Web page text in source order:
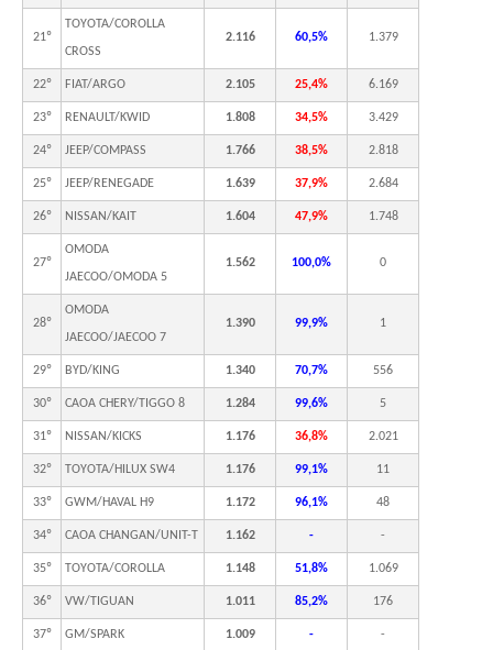
21º
TOYOTA/COROLLA
CROSS
2.116 60,5% 1.379
22º FIAT/ARGO 2.105 25,4% 6.169
23º RENAULT/KWID 1.808 34,5% 3.429
24º JEEP/COMPASS 1.766 38,5% 2.818
25º JEEP/RENEGADE 1.639 37,9% 2.684
26º NISSAN/KAIT 1.604 47,9% 1.748
27º
OMODA
JAECOO/OMODA 5
1.562 100,0% 0
28º
OMODA
JAECOO/JAECOO 7
1.390 99,9% 1
29º BYD/KING 1.340 70,7% 556
30º CAOA CHERY/TIGGO 8 1.284 99,6% 5
31º NISSAN/KICKS 1.176 36,8% 2.021
32º TOYOTA/HILUX SW4 1.176 99,1% 11
33º GWM/HAVAL H9 1.172 96,1% 48
34º CAOA CHANGAN/UNIT-T 1.162 - -
35º TOYOTA/COROLLA 1.148 51,8% 1.069
36º VW/TIGUAN 1.011 85,2% 176
37º GM/SPARK 1.009 - -